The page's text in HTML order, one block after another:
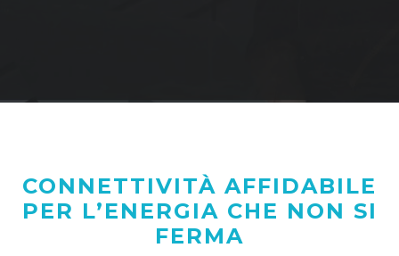
CONNETTIVITÀ AFFIDABILE
PER L’ENERGIA CHE NON SI
FERMA